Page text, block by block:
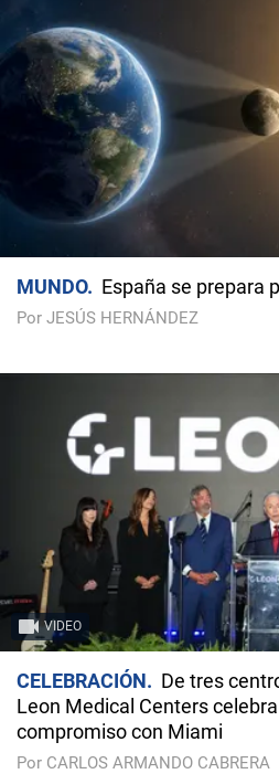
MUNDO España se prepara
Por JESÚS HERNÁNDEZ
VIDEO
CELEBRACIÓN
De tres
Leon Medical Centers
compromiso con Miami
Por CARLOS ARMANDO CABRERA